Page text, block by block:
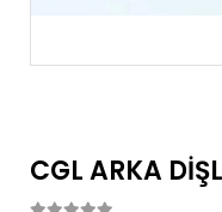
CGL ARKA